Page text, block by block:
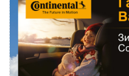
Адаптация рекламного